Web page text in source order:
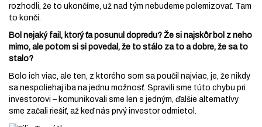
rozhodli, že to ukončíme, už nad tým nebudeme polemizovať. Tam
to končí.
Bol nejaký fail, ktorý ťa posunul dopredu? Že si najskôr bol z neho
mimo, ale potom si si povedal, že to stálo za to a dobre, že sa to
stalo?
Bolo ich viac, ale ten, z ktorého som sa poučil najviac, je, že nikdy
sa nespoliehaj iba na jednu možnosť. Spravili sme túto chybu pri
investorovi – komunikovali sme len s jedným, ďalšie alternatívy
sme začali riešiť, až keď nás prvý investor odmietol.